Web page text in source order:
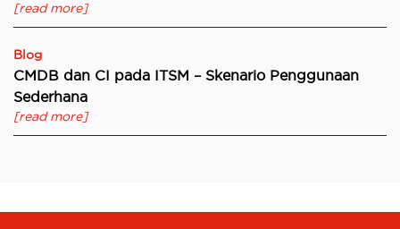
[read more]
Blog
CMDB dan CI pada ITSM – Skenario Penggunaan
Sederhana
[read more]